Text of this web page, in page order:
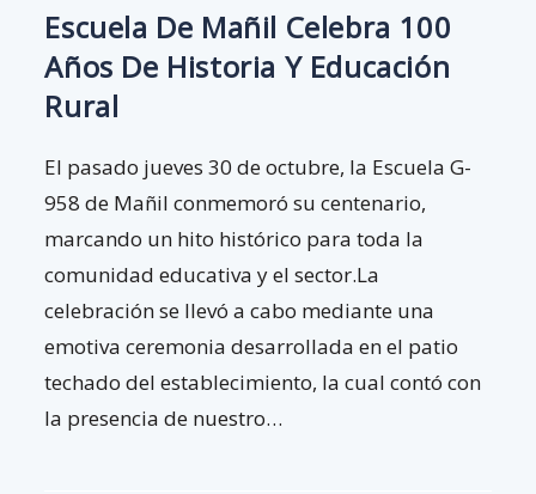
Escuela De Mañil Celebra 100
Años De Historia Y Educación
Rural
El pasado jueves 30 de octubre, la Escuela G-
958 de Mañil conmemoró su centenario,
marcando un hito histórico para toda la
comunidad educativa y el sector.La
celebración se llevó a cabo mediante una
emotiva ceremonia desarrollada en el patio
techado del establecimiento, la cual contó con
la presencia de nuestro…